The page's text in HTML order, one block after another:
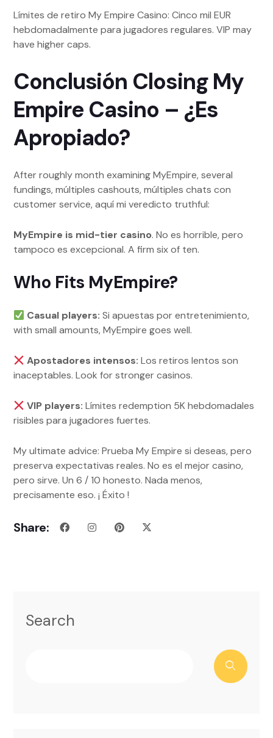
Límites de retiro My Empire Casino: Cinco mil EUR
hebdomadalmente para jugadores regulares. VIP may
have higher caps.
Conclusión Closing My
Empire Casino – ¿Es
Apropiado?
After roughly month examining MyEmpire, several
fundings, múltiples cashouts, múltiples chats con
customer service, aquí mi veredicto truthful:
MyEmpire is mid-tier casino. No es horrible, pero
tampoco es excepcional. A firm six of ten.
Who Fits MyEmpire?
Casual players: Si apuestas por entretenimiento,
with small amounts, MyEmpire goes well.
Apostadores intensos: Los retiros lentos son
inaceptables. Look for stronger casinos.
VIP players: Límites redemption 5K hebdomadales
risibles para jugadores fuertes.
My ultimate advice: Prueba My Empire si deseas, pero
preserva expectativas reales. No es el mejor casino,
pero sirve. Un 6 / 10 honesto. Nada menos,
precisamente eso. ¡ Éxito !
Share:
Search